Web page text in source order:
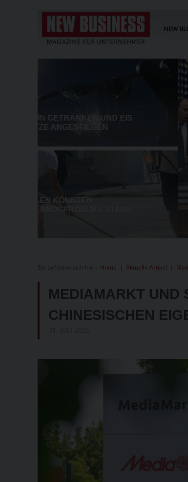
NEW
USA: MINDESTPREISE
POLYSILIZIUM-IMPORTE
Sie befinden sich hier: Home Aktuelle Artikel
MEDIAMARKT UND
CHINESISCHEN